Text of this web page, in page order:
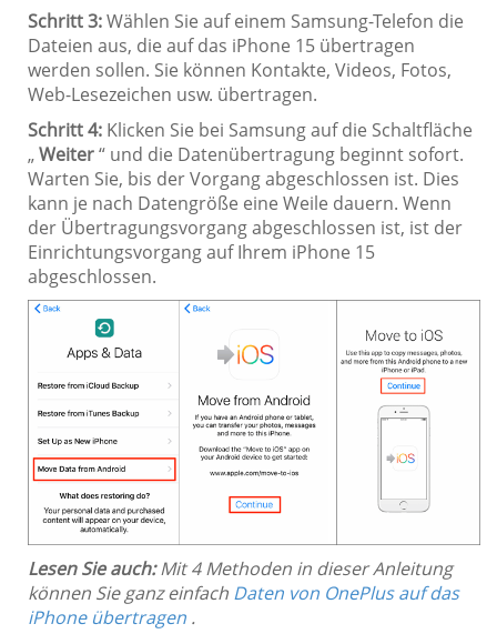
Schritt 3:Wählen Sie auf einem Samsung-Telefon die
Dateien aus, die auf das iPhone 15 übertragen
werden sollen. Sie können Kontakte, Videos, Fotos,
Web-Lesezeichen usw. übertragen.
Schritt 4: Klicken Sie bei Samsung auf die Schaltfläche
„Weiter“ und die Datenübertragung beginnt sofort.
Warten Sie, bis der Vorgang abgeschlossen ist. Dies
kann je nach Datengröße eine Weile dauern. Wenn
der Übertragungsvorgang abgeschlossen ist, ist der
Einrichtungsvorgang auf Ihrem iPhone 15
abgeschlossen.
Lesen Sie auch:Mit 4 Methoden in dieser Anleitung
können Sie ganz einfach Daten von OnePlus auf das
iPhone übertragen .